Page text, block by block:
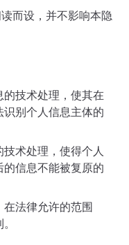
而设，并不影响本隐
技术处理，使其在
别个人信息主体的
术处理，使得个人
信息不能被复原的
法律允许的范围